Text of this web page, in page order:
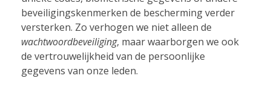
beveiligingskenmerken de bescherming verder
versterken. Zo verhogen we niet alleen de
wachtwoordbeveiliging, maar waarborgen we ook
de vertrouwelijkheid van de persoonlijke
gegevens van onze leden.